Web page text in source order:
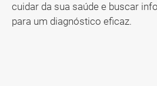
cuidar da sua saúde e buscar
para um diagnóstico eficaz.